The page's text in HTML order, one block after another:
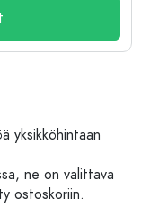
yksikköhintaan
ne on valittava
ostoskoriin.